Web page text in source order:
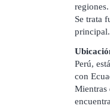
Se trata
principal.
Perú,
con
Mientras